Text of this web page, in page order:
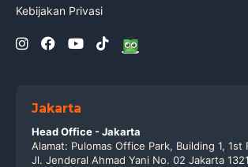
Kebijakan Privasi
Jakarta
Head Office - Jakarta
Alamat: Pulomas Office Park, Building 1, 1st
Jl. Jenderal Ahmad Yani No. 02 Jakarta